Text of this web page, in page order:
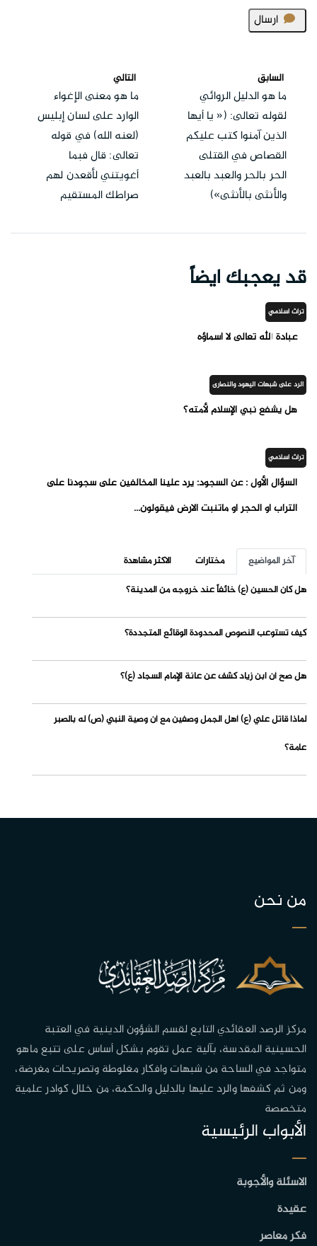
ارسال
السابق
ما هو الدليل الروائي
لقوله تعالى: (« يا أيها
الذين آمنوا كتب عليكم
القصاص في القتلى
الحر بالحر والعبد بالعبد
والأنثى بالأنثى»)
التالي
ما هو معنى الإغواء
الوارد على لسان إبليس
(لعنه الله) في قوله
تعالى: قال فبما
أغويتني لأقعدن لهم
صراطك المستقيم
قد يعجبك ايضاً
تراث اسلامي
عبادة الله تعالى لا أسماؤه
الرد على شبهات اليهود والنصارى
هل يشفع نبي الإسلام لأمته؟
تراث اسلامي
السؤال الأول : عن السجود: يرد علينا المخالفين على سجودنا على
التراب او الحجر او ماتنبت الارض فيقولون...
آخر المواضيع مختارات
الاكثر مشاهدة
هل كان الحسين (ع) خائفاً عند خروجه من المدينة؟
كيف تستوعب النصوص المحدودة الوقائع المتجددة؟
هل صح أن ابن زياد كشف عن عانة الإمام السجاد (ع)؟
لماذا قاتل علي (ع) أهل الجمل وصفين مع أن وصية النبي (ص) له بالصبر
عامة؟
من نحن
مركز الرصد العقائدي التابع لقسم الشؤون الدينية في العتبة
الحسينية المقدسة، بآلية عمل تقوم بشكل أساس على تتبع ماهو
متواجد في الساحة من شبهات وافكار مغلوطة وتصريحات مغرضة،
ومن ثم كشفها والرد عليها بالدليل والحكمة، من خلال كوادر علمية
متخصصة
الأبواب الرئيسية
الاسئلة والأجوبة
عقيدة
فكر معاصر